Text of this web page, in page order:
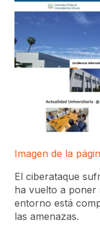
Imagen de la
El ciberataque
ha vuelto a poner
entorno está
las amenazas.